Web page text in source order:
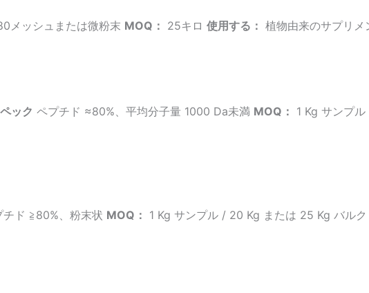
メッシュまたは微粉末 MOQ： 25キロ 使用する： 植物由来のサプリメ
ック ペプチド ≈80%、平均分子量 1000 Da未満 MOQ： 1 Kg サンプ
チド ≧80%、粉末状 MOQ： 1 Kg サンプル / 20 Kg または 25 Kg バルク